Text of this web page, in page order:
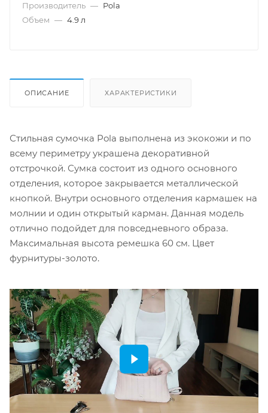
Производитель — Pola
Объем — 4.9 л
ОПИСАНИЕ ХАРАКТЕРИСТИКИ
Стильная сумочка Pola выполнена из экокожи и по
всему периметру украшена декоративной
отстрочкой. Сумка состоит из одного основного
отделения, которое закрывается металлической
кнопкой. Внутри основного отделения кармашек на
молнии и один открытый карман. Данная модель
отлично подойдет для повседневного образа.
Максимальная высота ремешка 60 см. Цвет
фурнитуры-золото.